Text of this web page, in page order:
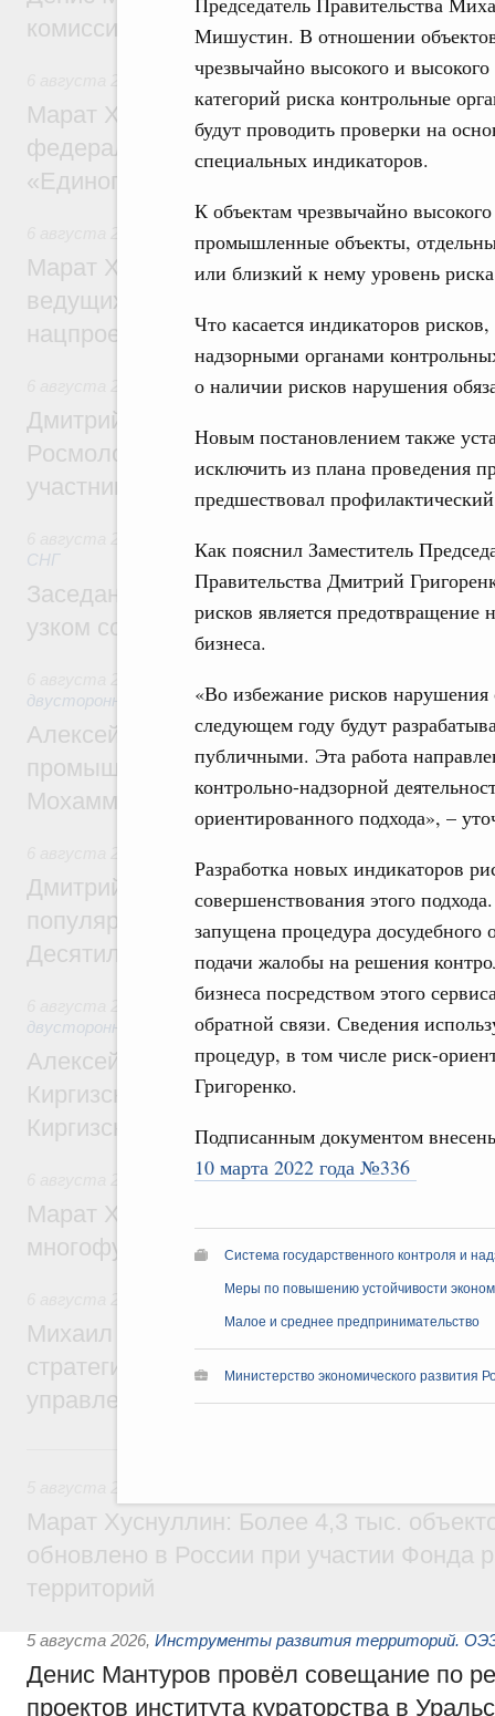
Мишустин. В отношении
чрезвычайно высокого и высокого
категорий риска контрольные
будут проводить проверки на
специальных индикаторов.
К объектам чрезвычайно
промышленные объекты,
или близкий к нему уровень
Что касается индикаторов
надзорными органами
о наличии рисков нарушения
Новым постановлением также
исключить из плана проведения
предшествовал
Как пояснил Заместитель
Правительства Дмитрий
рисков является
бизнеса.
«Во избежание рисков нарушения
следующем году будут
публичными. Эта работа
контрольно-надзорной
ориентированного подхода», –
Разработка новых индикаторов
совершенствования этого
запущена процедура досудебного
подачи жалобы на решения
бизнеса посредством этого
обратной связи. Сведения
процедур, в том числе риск-
Григоренко.
Подписанным документом
10 марта 2022 года №336
Система государственного контроля и
Меры по повышению устойчивости
Малое и среднее предпринимательство
Министерство экономического развития
комиссии по промышленности
Регулирование в сфере строительства
Марат Хуснуллин: Более 130
федерального значения построено под
«Единого заказчика»
Национальный проект «Инфраструктура
Марат Хуснуллин: Порядка 200
ведущих к спортивным объектам,
нацпроекту «Инфраструктура для
Молодёжная политика
Дмитрий Чернышенко, Сергей Кравцов и
Росмолодёжи Григорий Гуров
участников проекта «Кольцо открытий»
СНГ
Заседание Евразийского
узком составе
двусторонней основе
Алексей Оверчук провёл рабочую
промышленности, недропользования и
Мохаммадом Атабаком
Дмитрий Чернышенко: Порядка 110
популярного туризма в 35 регионах
Десятилетия науки и технологий
Экономические и гуманитарные
двусторонней основе
Алексей Оверчук принял участие в
Киргизского экономического форума и
Киргизской межрегиональной
Дорожное хозяйство
Марат Хуснуллин: На двух скоростных
многофункциональные зоны дорожного
Технологическое развитие. Инновации
Михаил Мишустин дал поручения по
стратегической сессии о
управления научно-технологическим
Марат Хуснуллин: Более 4,3 тыс.
обновлено в России при участии Фонда
территорий
5 августа 2026, Инструменты развития территорий.
Денис Мантуров провёл совещание по
проектов института кураторства в